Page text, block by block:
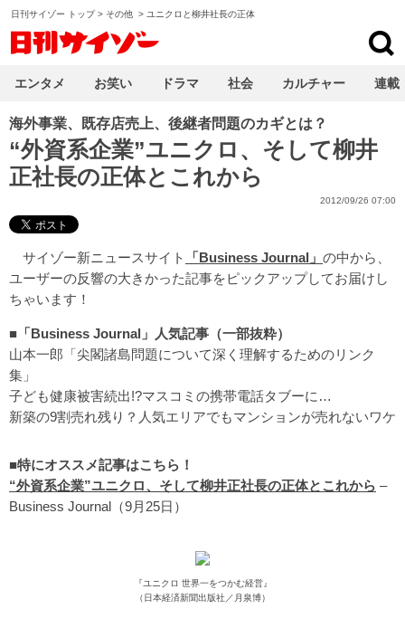
日刊サイゾー トップ> その他 > ユニクロと柳井社長の正体
海外事業、既存店売上、後継者問題のカギとは？
“外資系企業”ユニクロ、そして柳井
正社長の正体とこれから
2012/09/26 07:00
サイゾー新ニュースサイト 「Business Journal」 の中から、
ユーザーの反響の大きかった記事をピックアップしてお届けし
ちゃいます！
■「Business Journal」人気記事（一部抜粋）
山本一郎「尖閣諸島問題について深く理解するためのリンク
集」
子ども健康被害続出!?マスコミの携帯電話タブーに…
新築の9割売れ残り？人気エリアでもマンションが売れないワケ
■特にオススメ記事はこちら！
“外資系企業”ユニクロ、そして柳井正社長の正体とこれから –
Business Journal（9月25日）
『ユニクロ 世界一をつかむ経営』
（日本経済新聞出版社／月泉博）
エンタメ お笑い ドラマ 社会 カルチャー 連載